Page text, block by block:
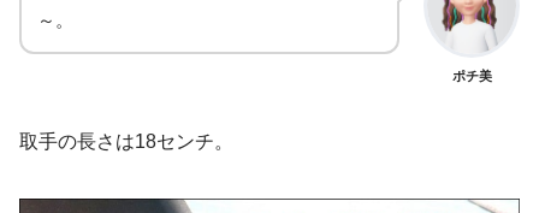
～。
ポチ美
取手の長さは18センチ。